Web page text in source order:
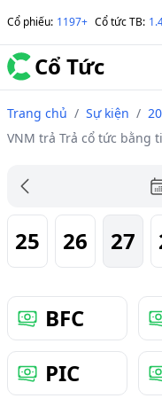
Cổ phiếu: 1197+ Cổ tức TB:
Cổ Tức
Trang chủ / Sự kiện /
VNM trả Trả cổ tức bằng
25 26 27
BFC
PIC